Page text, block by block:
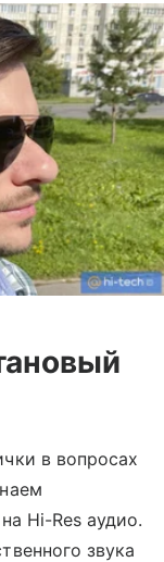
в вопросах
Hi-Res аудио.
звука